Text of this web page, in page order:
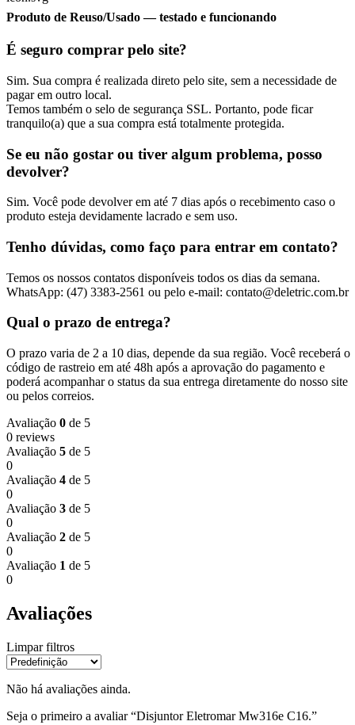
Produto de Reuso/Usado— testado e funcionando
É seguro comprar pelo site?
Sim. Sua compra é realizada direto pelo site, sem a necessidade de
pagar em outro local.
Temos também o selo de segurança SSL. Portanto, pode ficar
tranquilo(a) que a sua compra está totalmente protegida.
Se eu não gostar ou tiver algum problema, posso
devolver?
Sim. Você pode devolver em até 7 dias após o recebimento caso o
produto esteja devidamente lacrado e sem uso.
Tenho dúvidas, como faço para entrar em contato?
Temos os nossos contatos disponíveis todos os dias da semana.
WhatsApp: (47) 3383-2561 ou pelo e-mail: contato@deletric.com.br
Qual o prazo de entrega?
O prazo varia de 2 a 10 dias, depende da sua região. Você receberá o
código de rastreio em até 48h após a aprovação do pagamento e
poderá acompanhar o status da sua entrega diretamente do nosso site
ou pelos correios.
Avaliação 0 de 5
0 reviews
Avaliação 5 de 5
0
Avaliação 4 de 5
0
Avaliação 3 de 5
0
Avaliação 2 de 5
0
Avaliação 1 de 5
0
Avaliações
Limpar filtros
Não há avaliações ainda.
Seja o primeiro a avaliar “Disjuntor Eletromar Mw316e C16.”